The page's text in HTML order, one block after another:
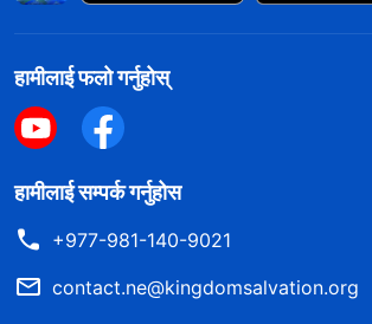
हामीलाई फलो गर्नुहोस्
हामीलाई सम्पर्क गर्नुहोस
+977-981-140-9021
contact.ne@kingdomsalvation.org